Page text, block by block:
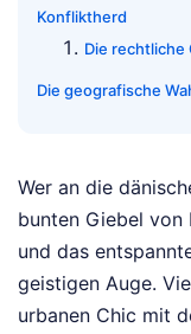
Konfliktherd
Die rechtliche
Die geografische
Wer an die
bunten Giebel von
und das
geistigen Auge.
urbanen Chic mit